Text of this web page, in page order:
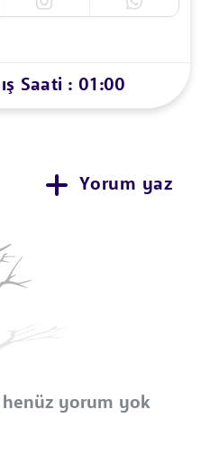
Saati : 01:00
Yorum yaz
yorum yok